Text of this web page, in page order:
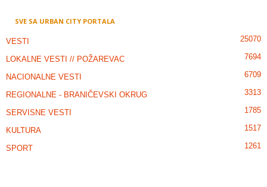
SVE SA URBAN CITY PORTALA
VESTI 25070
LOKALNE VESTI // POŽAREVAC 7694
NACIONALNE VESTI 6709
REGIONALNE - BRANIČEVSKI OKRUG 3313
SERVISNE VESTI 1785
KULTURA 1517
SPORT 1261